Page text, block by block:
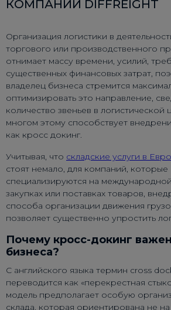
КОМПАНИИ DIFFREIGHT
Организация логистики в
торгового или производственного
отнимает массу времени, усилий,
существенных финансовых затрат,
владелец бизнеса стремится
оптимизировать это направление,
количество звеньев в логистической
многом этому способствует
как кросс докинг.
Учитывая, что складские услуги в
стоят немало, для компаний, которые
специализируются на
закупках или поставках товаров,
способа организации движения
позволяет существенно упростить
Почему кросс-докинг
бизнеса?
С английского языка термин cross
переводится как «перекрестная
модель предполагает особую
склада, которая ориентирована не